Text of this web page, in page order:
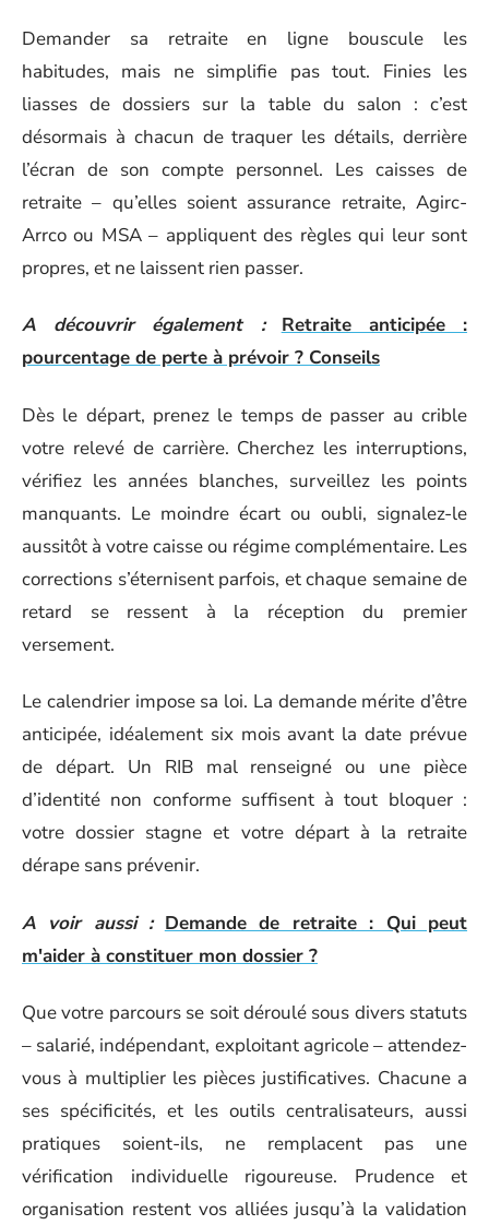
Demander sa retraite en ligne bouscule les
habitudes, mais ne simplifie pas tout. Finies les
liasses de dossiers sur la table du salon : c’est
désormais à chacun de traquer les détails, derrière
l’écran de son compte personnel. Les caisses de
retraite – qu’elles soient assurance retraite, Agirc-
Arrco ou MSA – appliquent des règles qui leur sont
propres, et ne laissent rien passer.
A découvrir également :
Retraite anticipée :
pourcentage de perte à prévoir ? Conseils
Dès le départ, prenez le temps de passer au crible
votre relevé de carrière. Cherchez les interruptions,
vérifiez les années blanches, surveillez les points
manquants. Le moindre écart ou oubli, signalez-le
aussitôt à votre caisse ou régime complémentaire. Les
corrections s’éternisent parfois, et chaque semaine de
retard se ressent à la réception du premier
versement.
Le calendrier impose sa loi. La demande mérite d’être
anticipée, idéalement six mois avant la date prévue
de départ. Un RIB mal renseigné ou une pièce
d’identité non conforme suffisent à tout bloquer :
votre dossier stagne et votre départ à la retraite
dérape sans prévenir.
A voir aussi : Demande de retraite : Qui peut
m'aider à constituer mon dossier ?
Que votre parcours se soit déroulé sous divers statuts
– salarié, indépendant, exploitant agricole – attendez-
vous à multiplier les pièces justificatives. Chacune a
ses spécificités, et les outils centralisateurs, aussi
pratiques soient-ils, ne remplacent pas une
vérification individuelle rigoureuse. Prudence et
organisation restent vos alliées jusqu’à la validation